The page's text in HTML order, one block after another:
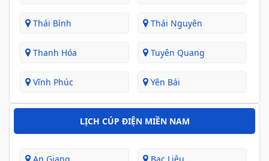
Thái Bình Thái Nguyên
Thanh Hóa Tuyên Quang
Vĩnh Phúc Yên Bái
LỊCH CÚP ĐIỆN MIỀN NAM